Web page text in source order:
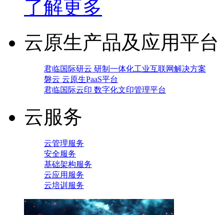
了解更多
云原生产品及应用平台
君临国际研云 研制一体化工业互联网解决方案
磐云 云原生PaaS平台
君临国际云印 数字化文印管理平台
云服务
云管理服务
安全服务
基础架构服务
云应用服务
云培训服务